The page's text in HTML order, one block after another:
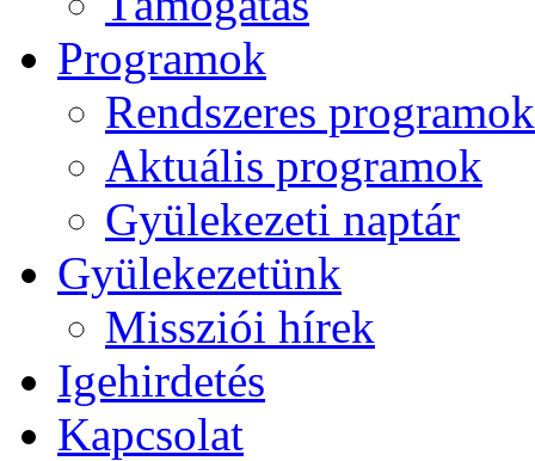
Programok
Rendszeres programok
Aktuális programok
Gyülekezeti naptár
Gyülekezetünk
Missziói hírek
Igehirdetés
Kapcsolat